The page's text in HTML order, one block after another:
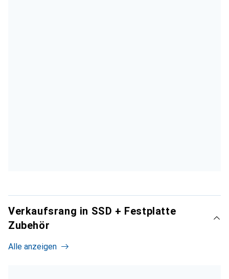
Verkaufsrang in SSD + Festplatte
Zubehör
Alle anzeigen